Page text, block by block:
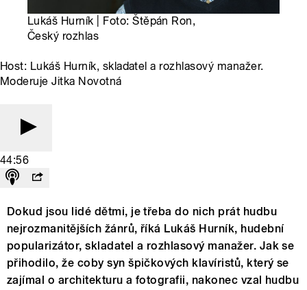
Lukáš Hurník | Foto: Štěpán Ron,
Český rozhlas
Host: Lukáš Hurník, skladatel a rozhlasový manažer.
Moderuje Jitka Novotná
44:56
Dokud jsou lidé dětmi, je třeba do nich prát hudbu
nejrozmanitějších žánrů, říká Lukáš Hurník, hudební
popularizátor, skladatel a rozhlasový manažer. Jak se
přihodilo, že coby syn špičkových klavíristů, který se
zajímal o architekturu a fotografii, nakonec vzal hudbu